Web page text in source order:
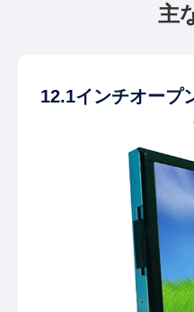
主
12.1インチオープ